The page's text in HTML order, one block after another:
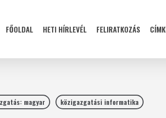
FŐOLDAL HETI HÍRLEVÉL FELIRATKOZÁS
magyar közigazgatási informatika